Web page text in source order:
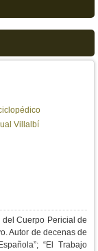
Villalbí
Cuerpo Pericial de
Autor de decenas de
“El Trabajo